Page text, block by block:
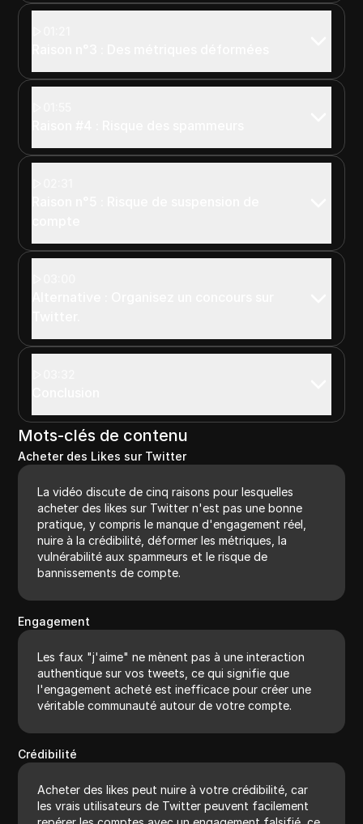
Mots-clés de contenu
Acheter des Likes sur Twitter
La vidéo discute de cinq raisons pour lesquelles
acheter des likes sur Twitter n'est pas une bonne
pratique, y compris le manque d'engagement réel,
nuire à la crédibilité, déformer les métriques, la
vulnérabilité aux spammeurs et le risque de
bannissements de compte.
Engagement
Les faux "j'aime" ne mènent pas à une interaction
authentique sur vos tweets, ce qui signifie que
l'engagement acheté est inefficace pour créer une
véritable communauté autour de votre compte.
Crédibilité
Acheter des likes peut nuire à votre crédibilité, car
les vrais utilisateurs de Twitter peuvent facilement